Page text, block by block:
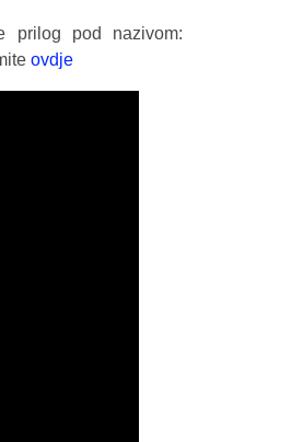
prilog pod nazivom:
ovdje